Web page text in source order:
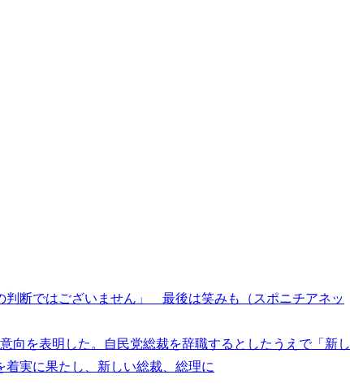
断ではございません」 最後は笑みも（スポニチアネッ
向を表明した。自民党総裁を辞職するとしたうえで「新し
実に果たし、新しい総裁、総理に